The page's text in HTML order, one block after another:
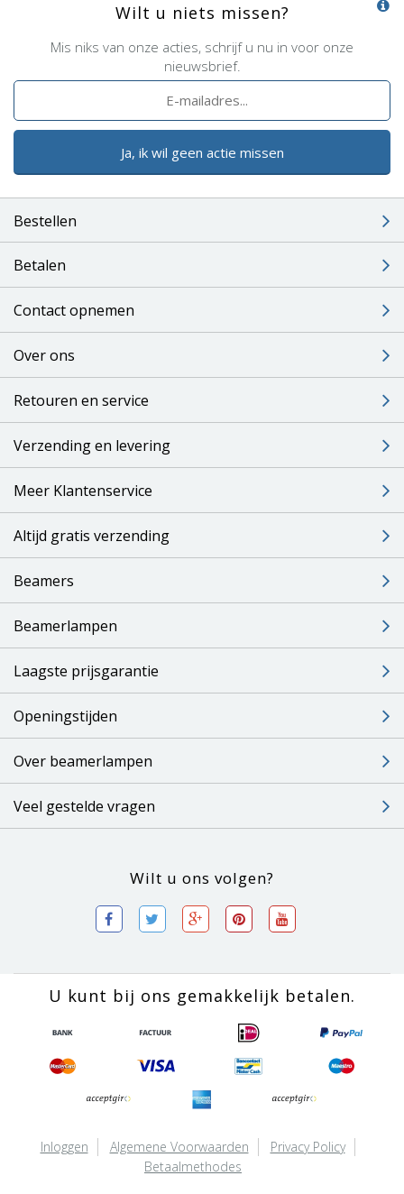
Wilt u niets missen?
Mis niks van onze acties, schrijf u nu in voor onze
nieuwsbrief.
Ja, ik wil geen actie missen
Bestellen
Betalen
Contact opnemen
Over ons
Retouren en service
Verzending en levering
Meer Klantenservice
Altijd gratis verzending
Beamers
Beamerlampen
Laagste prijsgarantie
Openingstijden
Over beamerlampen
Veel gestelde vragen
Wilt u ons volgen?
U kunt bij ons gemakkelijk betalen.
Inloggen Algemene Voorwaarden
Privacy Policy
Betaalmethodes